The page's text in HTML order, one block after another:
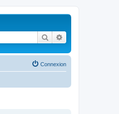
Rechercher
Connexion